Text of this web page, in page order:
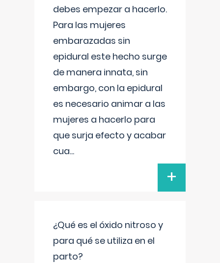
debes empezar a hacerlo.
Para las mujeres
embarazadas sin
epidural este hecho surge
de manera innata, sin
embargo, con la epidural
es necesario animar a las
mujeres a hacerlo para
que surja efecto y acabar
cua...
+
¿Qué es el óxido nitroso y
para qué se utiliza en el
parto?